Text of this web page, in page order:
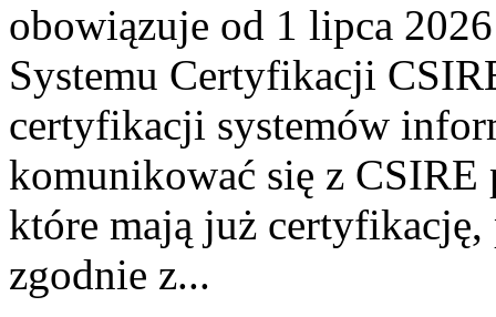
obowiązuje od 1 lipca
Systemu Certyfikacji
certyfikacji systemów
komunikować się z
które mają już
zgodnie z...